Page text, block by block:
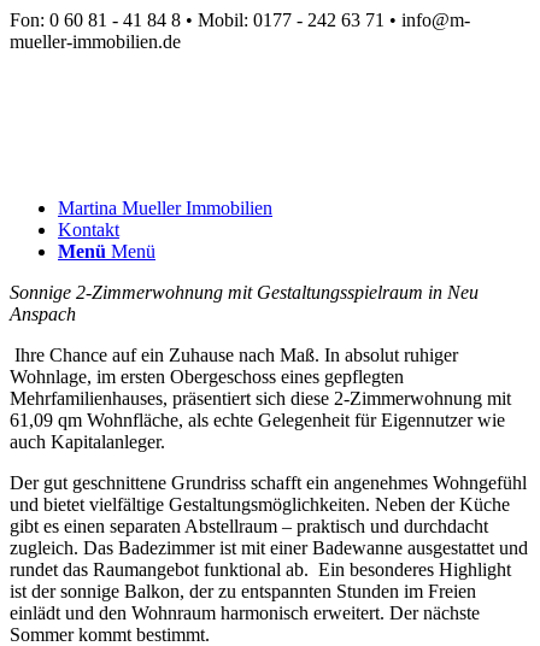
Fon: 0 60 81 - 41 84 8 • Mobil: 0177 - 242 63 71 • info@m-
mueller-immobilien.de
Martina Mueller Immobilien
Kontakt
Menü Menü
Sonnige 2-Zimmerwohnung mit Gestaltungsspielraum in Neu
Anspach
Ihre Chance auf ein Zuhause nach Maß. In absolut ruhiger
Wohnlage, im ersten Obergeschoss eines gepflegten
Mehrfamilienhauses, präsentiert sich diese 2-Zimmerwohnung mit
61,09 qm Wohnfläche, als echte Gelegenheit für Eigennutzer wie
auch Kapitalanleger.
Der gut geschnittene Grundriss schafft ein angenehmes Wohngefühl
und bietet vielfältige Gestaltungsmöglichkeiten. Neben der Küche
gibt es einen separaten Abstellraum – praktisch und durchdacht
zugleich. Das Badezimmer ist mit einer Badewanne ausgestattet und
rundet das Raumangebot funktional ab. Ein besonderes Highlight
ist der sonnige Balkon, der zu entspannten Stunden im Freien
einlädt und den Wohnraum harmonisch erweitert. Der nächste
Sommer kommt bestimmt.